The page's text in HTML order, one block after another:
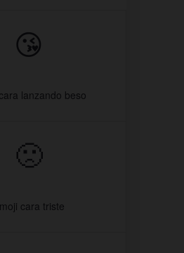
😘
lanzando beso
🙁
cara triste